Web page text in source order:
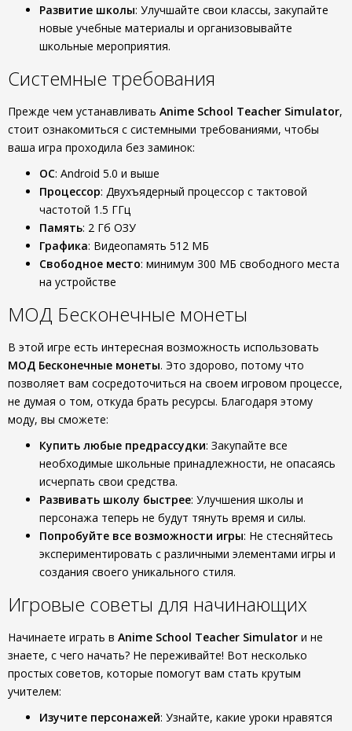
Развитие школы: Улучшайте свои классы, закупайте
новые учебные материалы и организовывайте
школьные мероприятия.
Системные требования
Прежде чем устанавливать Anime School Teacher Simulator,
стоит ознакомиться с системными требованиями, чтобы
ваша игра проходила без заминок:
ОС: Android 5.0 и выше
Процессор: Двухъядерный процессор с тактовой
частотой 1.5 ГГц
Память: 2 Гб ОЗУ
Графика: Видеопамять 512 МБ
Свободное место: минимум 300 МБ свободного места
на устройстве
МОД Бесконечные монеты
В этой игре есть интересная возможность использовать
МОД Бесконечные монеты. Это здорово, потому что
позволяет вам сосредоточиться на своем игровом процессе,
не думая о том, откуда брать ресурсы. Благодаря этому
моду, вы сможете:
Купить любые предрассудки: Закупайте все
необходимые школьные принадлежности, не опасаясь
исчерпать свои средства.
Развивать школу быстрее: Улучшения школы и
персонажа теперь не будут тянуть время и силы.
Попробуйте все возможности игры: Не стесняйтесь
экспериментировать с различными элементами игры и
создания своего уникального стиля.
Игровые советы для начинающих
Начинаете играть в Anime School Teacher Simulator и не
знаете, с чего начать? Не переживайте! Вот несколько
простых советов, которые помогут вам стать крутым
учителем:
Изучите персонажей: Узнайте, какие уроки нравятся